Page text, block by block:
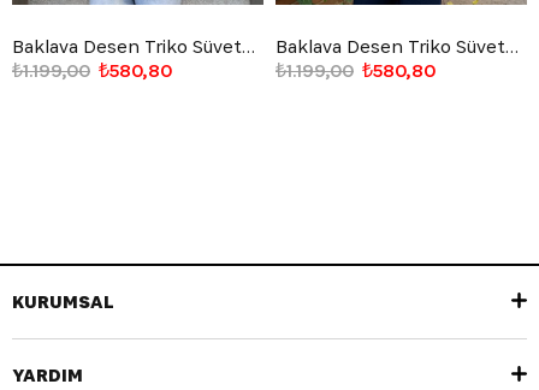
Baklava Desen Triko Süveter Yeşil
₺580,80
₺1.199,00
Baklava Desen Triko Süveter Camel
₺580,80
₺1.199,00
KURUMSAL
YARDIM